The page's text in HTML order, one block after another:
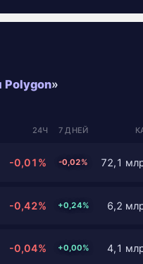
Polygon»
24Ч 7 ДНЕЙ
-0,01% -0,02% 72,1
-0,42% +0,24% 6,2
-0,04% +0,00% 4,1